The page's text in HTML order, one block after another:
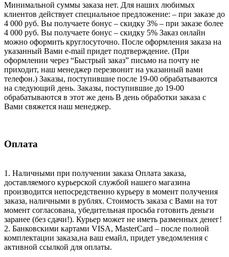
Минимальной суммы заказа нет. Для наших любимых
клиентов действует специальное предложение: – при заказе до
4 000 руб. Вы получаете бонус – скидку 3% – при заказе более
4 000 руб. Вы получаете бонус – скидку 5% Заказ онлайн
можно оформить круглосуточно. После оформления заказа на
указанный Вами e-mail придет подтверждение. (При
оформлении через “Быстрый заказ” письмо на почту не
приходит, наш менеджер перезвонит на указанный вами
телефон.) Заказы, поступившие после 19-00 обрабатываются
на следующий день. Заказы, поступившие до 19-00
обрабатываются в этот же день В день обработки заказа с
Вами свяжется наш менеджер.
Оплата
1. Наличными при получении заказа Оплата заказа,
доставляемого курьерской службой нашего магазина
производится непосредственно курьеру в момент получения
заказа, наличными в рублях. Стоимость заказа с Вами на тот
момент согласована, убедительная просьба готовить деньги
заранее (без сдачи!). Курьер может не иметь разменных денег!
2. Банковскими картами VISA, MasterCard – после полной
комплектации заказа,на ваш емайл, придет уведомления с
активной ссылкой для оплаты.